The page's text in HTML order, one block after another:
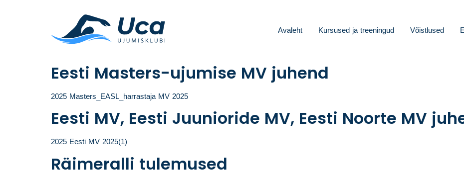
Avaleht Kursused ja treeningud Võistlused
Eesti Masters-ujumise MV juhend
2025 Masters_EASL_harrastaja MV 2025
Eesti MV, Eesti Juunioride MV, Eesti Noorte MV
2025 Eesti MV 2025(1)
Räimeralli tulemused